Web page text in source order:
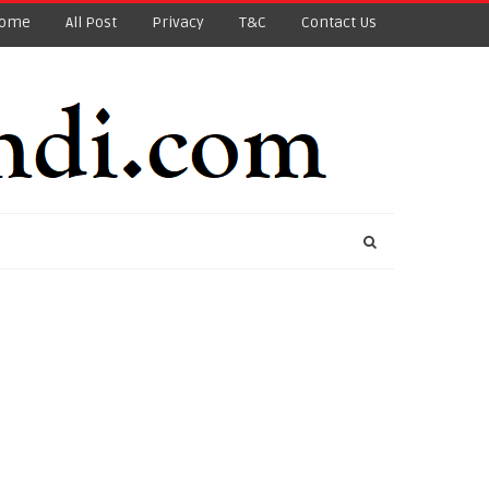
All Post Privacy T&C Contact Us